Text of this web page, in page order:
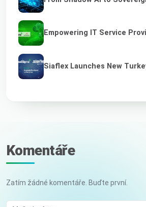
Empowering IT Service
Siaflex Launches New
Komentáře
Zatím žádné komentáře. Buďte první.
Vaše jméno